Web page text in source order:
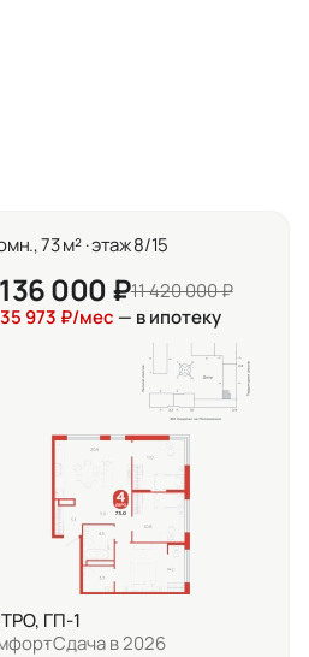
73 м² · этаж 8/15
000 ₽11 420 000 ₽
973 ₽/мес — в ипотеку
ГП-1
Сдача в 2026